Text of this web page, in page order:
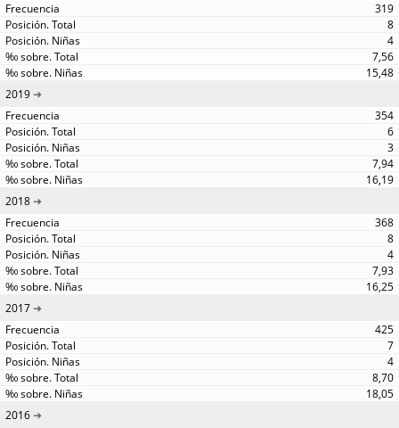
319
8
4
7,56
15,48
2019
354
6
3
7,94
16,19
2018
368
8
4
7,93
16,25
2017
425
7
4
8,70
18,05
2016